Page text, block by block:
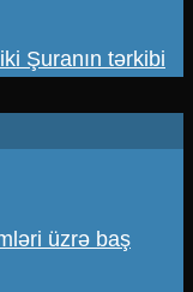
Şuranın tərkibi
üzrə baş